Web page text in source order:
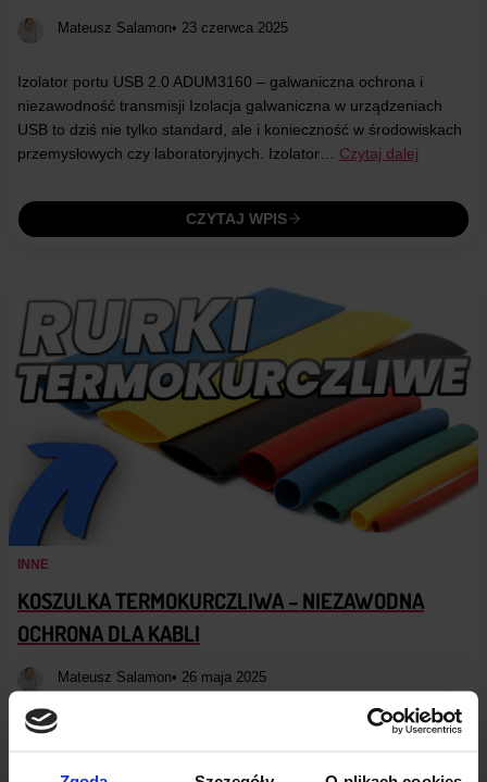
Mateusz Salamon• 23 czerwca 2025
Izolator portu USB 2.0 ADUM3160 – galwaniczna ochrona i
niezawodność transmisji Izolacja galwaniczna w urządzeniach
USB to dziś nie tylko standard, ale i konieczność w środowiskach
przemysłowych czy laboratoryjnych. Izolator… Czytaj dalej
CZYTAJ WPIS
INNE
KOSZULKA TERMOKURCZLIWA – NIEZAWODNA
OCHRONA DLA KABLI
Mateusz Salamon• 26 maja 2025
Koszulka termokurczliwa – niezawodna ochrona dla kabli Koszulki
różnych zastosowaniach przemysłowych i domowych. Dlaczego